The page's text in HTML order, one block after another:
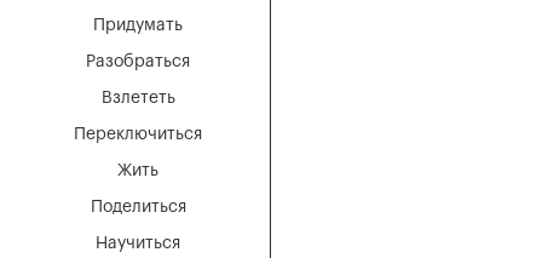
Придумать
Разобраться
Взлететь
Переключиться
Жить
Поделиться
Научиться